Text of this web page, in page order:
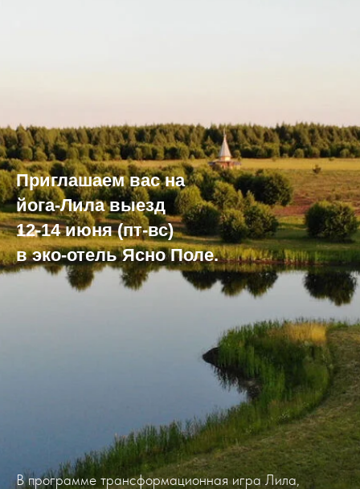
Приглашаем вас на
йога-Лила выезд
12-14 июня (пт-вс)
в эко-отель Ясно Поле.
В программе трансформационная игра Лила,